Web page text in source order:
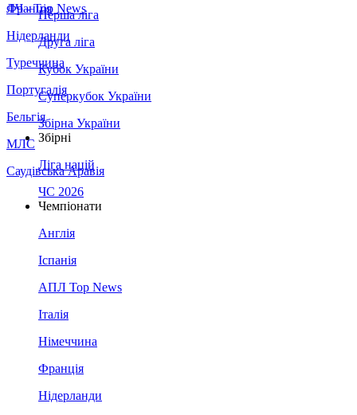
Франція
Нідерланди
Туреччина
Португалія
Бельгія
МЛС
Саудівська Аравія
ЛЧ - Top News
Перша ліга
Друга ліга
Кубок України
Суперкубок України
Збірна України
Збірні
Ліга націй
ЧС 2026
Чемпіонати
Англія
Іспанія
АПЛ Top News
Італія
Німеччина
Франція
Нідерланди